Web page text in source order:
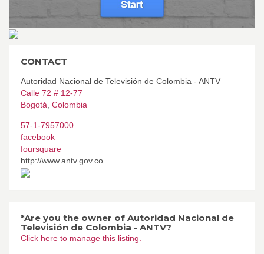
CONTACT
Autoridad Nacional de Televisión de Colombia - ANTV
Calle 72 # 12-77
Bogotá Colombia
57-1-7957000
facebook
foursquare
http://www.antv.gov.co
*Are you the owner of Autoridad Nacional de
Televisión de Colombia - ANTV?
Click here to manage this listing.